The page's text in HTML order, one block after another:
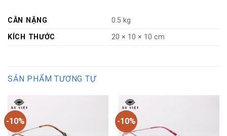
CÂN NẶNG
0.5 kg
KÍCH THƯỚC
20 × 10 × 10 cm
SẢN PHẨM TƯƠNG TỰ
-10% -10%